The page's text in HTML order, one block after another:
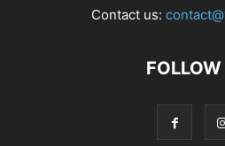
Contact us: